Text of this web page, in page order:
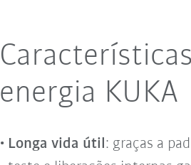
energia KUKA
Longa vida útil: graças a